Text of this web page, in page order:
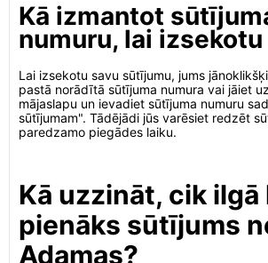
Kā izmantot
numuru, lai
Lai izsekotu savu sūtījumu, jums
pastā norādītā sūtījuma numura vai jāiet
mājaslapu un ievadiet sūtījuma numuru
sūtījumam". Tādējādi jūs varēsiet redzēt
paredzamo piegādes laiku.
Kā uzzināt, cik ilgā
pienāks sūtījums
Adamas?